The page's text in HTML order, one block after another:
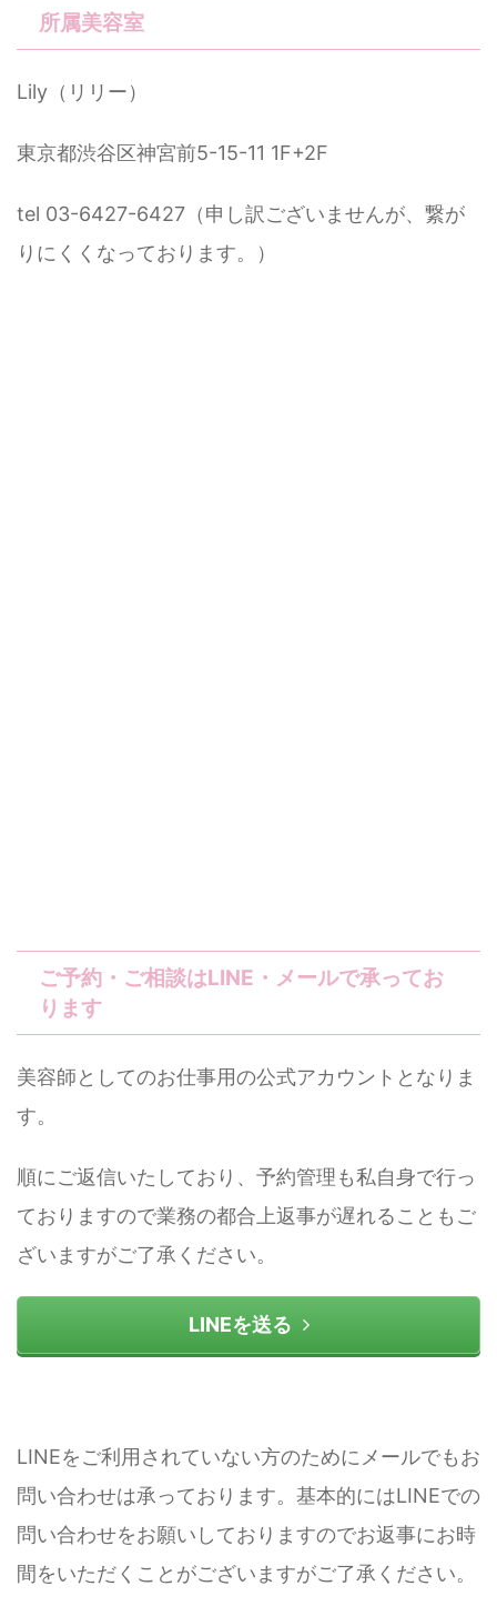
所属美容室
Lily（リリー）
東京都渋谷区神宮前5-15-11 1F+2F
tel 03-6427-6427（申し訳ございませんが、繋が
りにくくなっております。）
ご予約・ご相談はLINE・メールで承ってお
ります
美容師としてのお仕事用の公式アカウントとなりま
す。
順にご返信いたしており、予約管理も私自身で行っ
ておりますので業務の都合上返事が遅れることもご
ざいますがご了承ください。
LINEを送る
LINEをご利用されていない方のためにメールでもお
問い合わせは承っております。基本的にはLINEでの
問い合わせをお願いしておりますのでお返事にお時
間をいただくことがございますがご了承ください。